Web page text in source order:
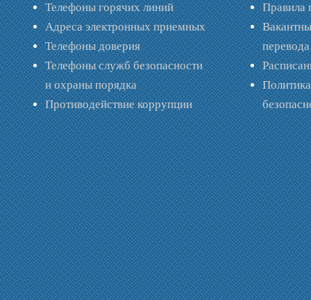
Телефоны горячих линий
Адреса электронных приемных
Телефоны доверия
Телефоны служб безопасности
и охраны порядка
Противодействие коррупции
Правила
перевода